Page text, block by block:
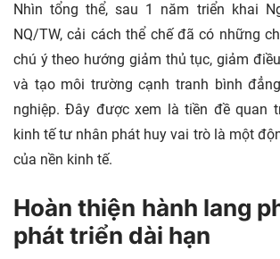
Nhìn tổng thể, sau 1 năm triển khai
NQ/TW, cải cách thể chế đã có những
chú ý theo hướng giảm thủ tục, giảm
và tạo môi trường cạnh tranh bình
nghiệp. Đây được xem là tiền đề quan
kinh tế tư nhân phát huy vai trò là một
của nền kinh tế.
Hoàn thiện hành lang
phát triển dài hạn